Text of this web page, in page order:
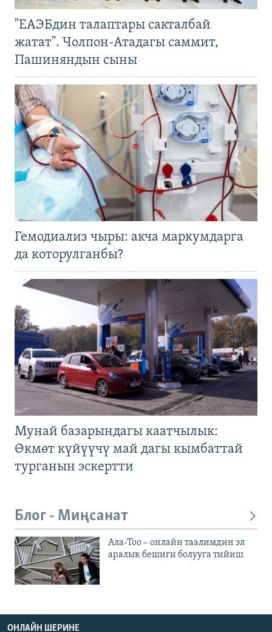
"ЕАЭБдин талаптары сакталбай
жатат". Чолпон-Атадагы саммит,
Пашиняндын сыны
Гемодиализ чыры: акча маркумдарга
да которулганбы?
Мунай базарындагы каатчылык:
Өкмөт күйүүчү май дагы кымбаттай
турганын эскертти
Блог - Миңсанат
Ала-Тоо – онлайн таалимдин эл
аралык бешиги болууга тийиш
ОНЛАЙН ШЕРИНЕ